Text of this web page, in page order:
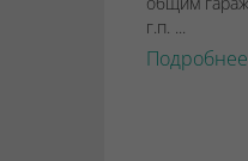
г.п. ...